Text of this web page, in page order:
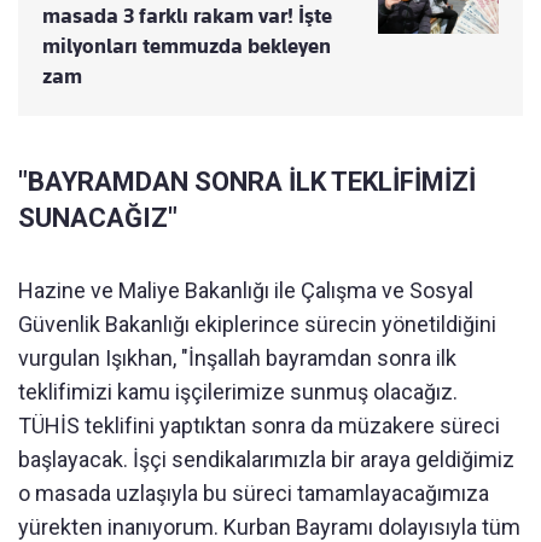
masada 3 farklı rakam var! İşte
milyonları temmuzda bekleyen
zam
"BAYRAMDAN SONRA İLK TEKLİFİMİZİ
SUNACAĞIZ"
Hazine ve Maliye Bakanlığı ile Çalışma ve Sosyal
Güvenlik Bakanlığı ekiplerince sürecin yönetildiğini
vurgulan Işıkhan, "İnşallah bayramdan sonra ilk
teklifimizi kamu işçilerimize sunmuş olacağız.
TÜHİS teklifini yaptıktan sonra da müzakere süreci
başlayacak. İşçi sendikalarımızla bir araya geldiğimiz
o masada uzlaşıyla bu süreci tamamlayacağımıza
yürekten inanıyorum. Kurban Bayramı dolayısıyla tüm